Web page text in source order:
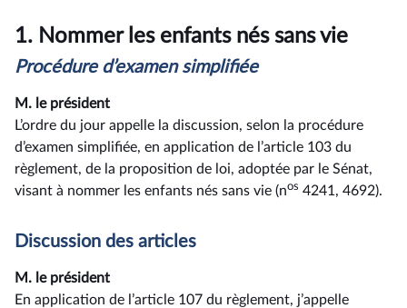
1. Nommer les enfants nés sans vie
Procédure d’examen simplifiée
M. le président
L’ordre du jour appelle la discussion, selon la procédure
d’examen simplifiée, en application de l’article 103 du
règlement, de la proposition de loi, adoptée par le Sénat,
visant à nommer les enfants nés sans vie (nos 4241, 4692).
Discussion des articles
M. le président
En application de l’article 107 du règlement, j’appelle